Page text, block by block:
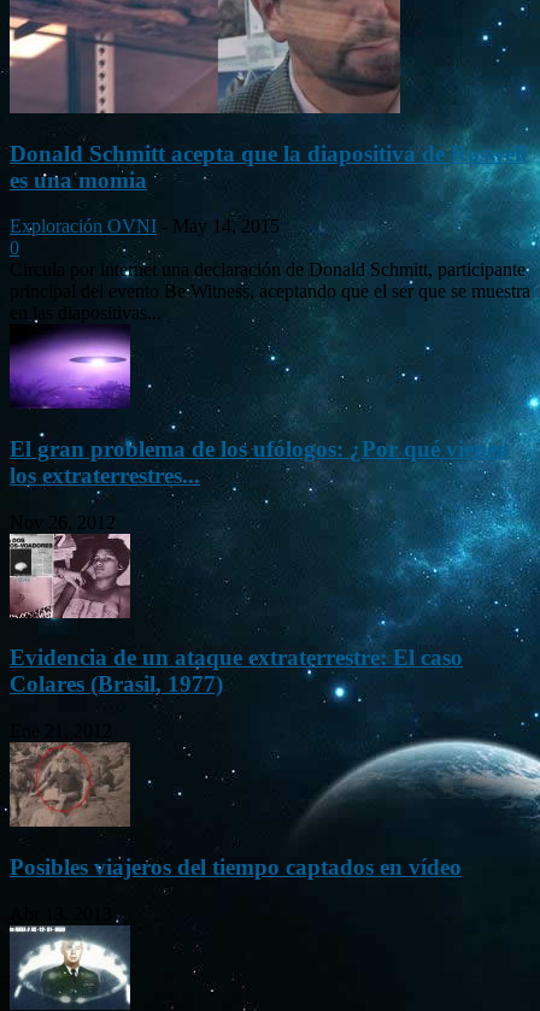
Donald Schmitt acepta que la diapositiva de Roswell
es una momia
Exploración OVNI - May 14, 2015
0
Circula por internet una declaración de Donald Schmitt, participante
principal del evento Be Witness, aceptando que el ser que se muestra
en las diapositivas...
El gran problema de los ufólogos: ¿Por qué vienen
los extraterrestres...
Nov 26, 2012
Evidencia de un ataque extraterrestre: El caso
Colares (Brasil, 1977)
Posibles viajeros del tiempo captados en vídeo